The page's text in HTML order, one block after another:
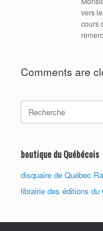
vers
cours
Comments are
Search
for:
boutique du Québécois
disquaire de Québec
librairie des éditions du